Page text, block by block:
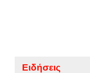
Ειδήσεις